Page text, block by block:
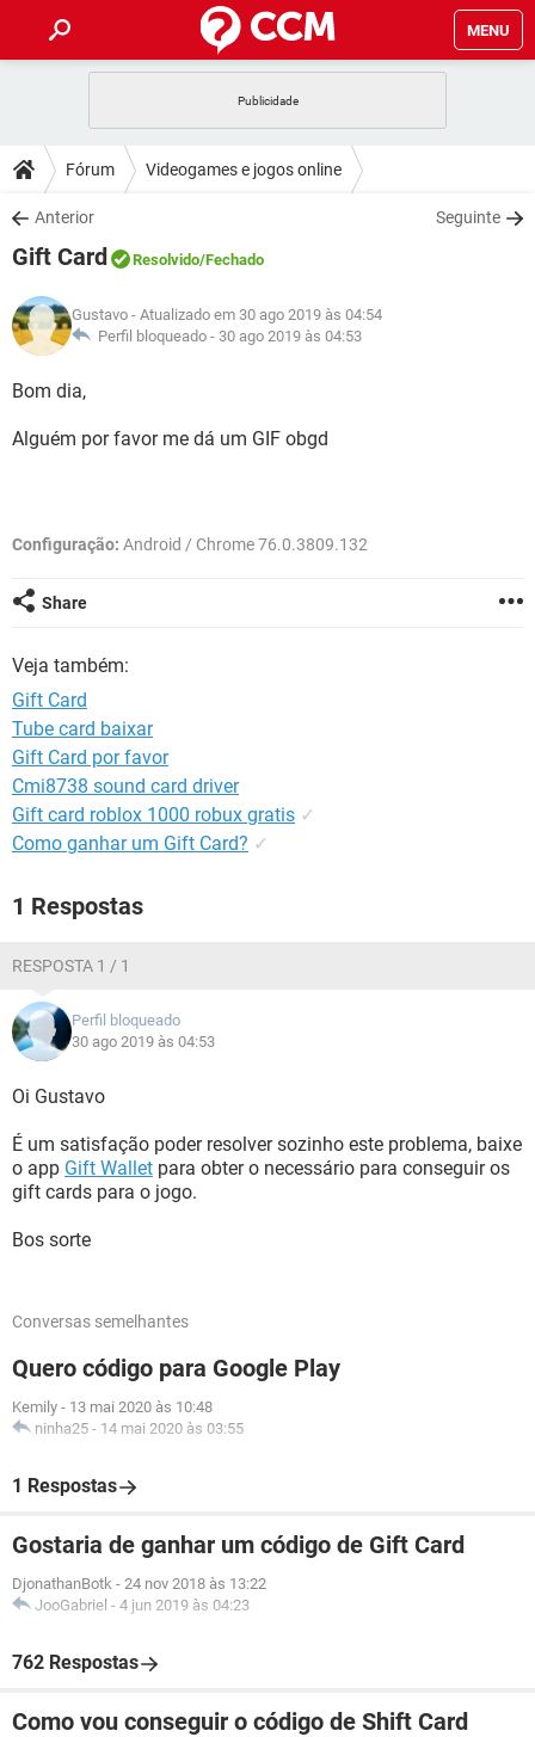
MENU
CELULAR FACEBOOK
OUTLOOK
INSTAGRAM
GUIA DE COMPRAS
DICAS
JOGOS WHATSAPP
INSTAGRAM GMAIL
GUIA DE COMPRAS
DOWNLOADS
JOGOS
CELULAR
OUTLOOK EXCEL
INSTAGRAM
JOGOS WHATSAPP
CELULAR
OUTLOOK
INSTAGRAM GMAIL
GLOSSÁRIO
JOGOS
GUIA DE COMPRAS
Fórum Videogames e jogos online
Anterior Seguinte
Gift Card Resolvido/Fechado
Gustavo - Atualizado em 30 ago 2019 às 04:54
Perfil bloqueado - 30 ago 2019 às 04:53
Bom dia,
Alguém por favor me dá um GIF obgd
Configuração: Android / Chrome 76.0.3809.132
Share
Veja também:
Gift Card
Tube card baixar
Gift Card por favor
Cmi8738 sound card driver
Gift card roblox 1000 robux gratis ✓
Como ganhar um Gift Card? ✓
1 Respostas
RESPOSTA 1 / 1
Perfil bloqueado
30 ago 2019 às 04:53
Oi Gustavo
É um satisfação poder resolver sozinho este problema, baixe
o app Gift Wallet para obter o necessário para conseguir os
gift cards para o jogo.
Bos sorte
Conversas semelhantes
Quero código para Google Play
Kemily - 13 mai 2020 às 10:48
ninha25 - 14 mai 2020 às 03:55
1 Respostas
Gostaria de ganhar um código de Gift Card
DjonathanBotk - 24 nov 2018 às 13:22
JooGabriel - 4 jun 2019 às 04:23
762 Respostas
Como vou conseguir o código de Shift Card